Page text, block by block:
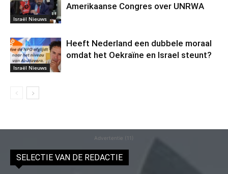
Israël Nieuws
Amerikaanse Congres over UNRWA
Israël Nieuws
Heeft Nederland een dubbele moraal
omdat het Oekraïne en Israel steunt?
Advertentie (11)
SELECTIE VAN DE REDACTIE